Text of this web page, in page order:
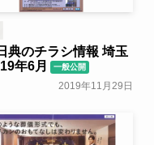
典のチラシ情報 埼玉
年6月
一般公開
2019年11月29日